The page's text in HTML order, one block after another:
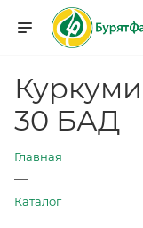
30 БАД
Главная
—
Каталог
—